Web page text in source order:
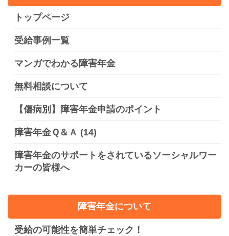
トップページ
受給事例一覧
マンガでわかる障害年金
無料相談について
【傷病別】障害年金申請のポイント
障害年金Ｑ＆Ａ (14)
障害年金のサポートをされているソーシャルワー
カーの皆様へ
障害年金について
受給の可能性を簡単チェック！